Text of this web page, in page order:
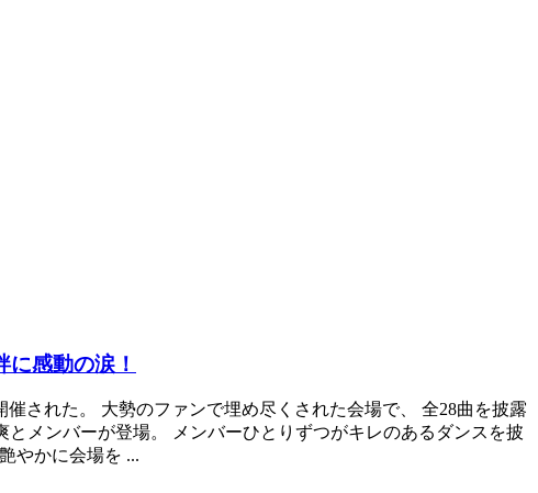
感動の涙！
された。 大勢のファンで埋め尽くされた会場で、 全28曲を披露
メンバーが登場。 メンバーひとりずつがキレのあるダンスを披
やかに会場を ...